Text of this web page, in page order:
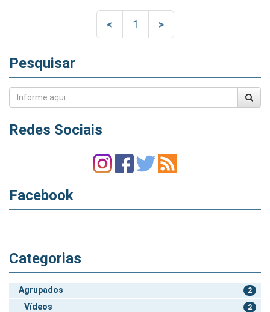
< 1 >
Pesquisar
Redes Sociais
Facebook
Categorias
Agrupados 2
Vídeos 2